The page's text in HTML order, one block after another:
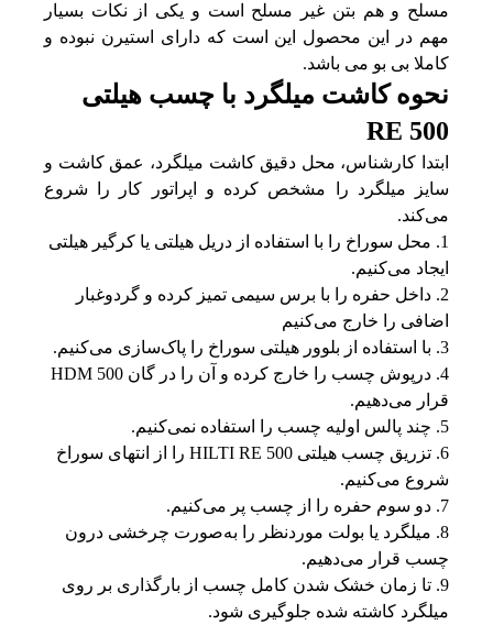
مسلح و هم بتن غیر مسلح است و یکی از نکات بسیار
مهم در این محصول این است که دارای استیرن نبوده و
کاملا بی بو می باشد.
نحوه کاشت میلگرد با چسب هیلتی
RE 500
ابتدا کارشناس، محل دقیق کاشت میلگرد، عمق کاشت و
سایز میلگرد را مشخص کرده و اپراتور کار را شروع
می‌کند.
محل سوراخ را با استفاده از دریل هیلتی یا کرگیر هیلتی
ایجاد می‌کنیم.
داخل حفره را با برس سیمی تمیز کرده و گردوغبار
اضافی را خارج می‌کنیم
با استفاده از بلوور هیلتی سوراخ را پاک‌سازی می‌کنیم.
درپوش چسب را خارج کرده و آن را در گان HDM 500
قرار می‌دهیم.
چند پالس اولیه چسب را استفاده نمی‌کنیم.
تزریق چسب هیلتی HILTI RE 500 را از انتهای سوراخ
شروع می‌کنیم.
دو سوم حفره را از چسب پر می‌کنیم.
میلگرد یا بولت موردنظر را به‌صورت چرخشی درون
چسب قرار می‌دهیم.
تا زمان خشک شدن کامل چسب از بارگذاری بر روی
میلگرد کاشته شده جلوگیری شود.